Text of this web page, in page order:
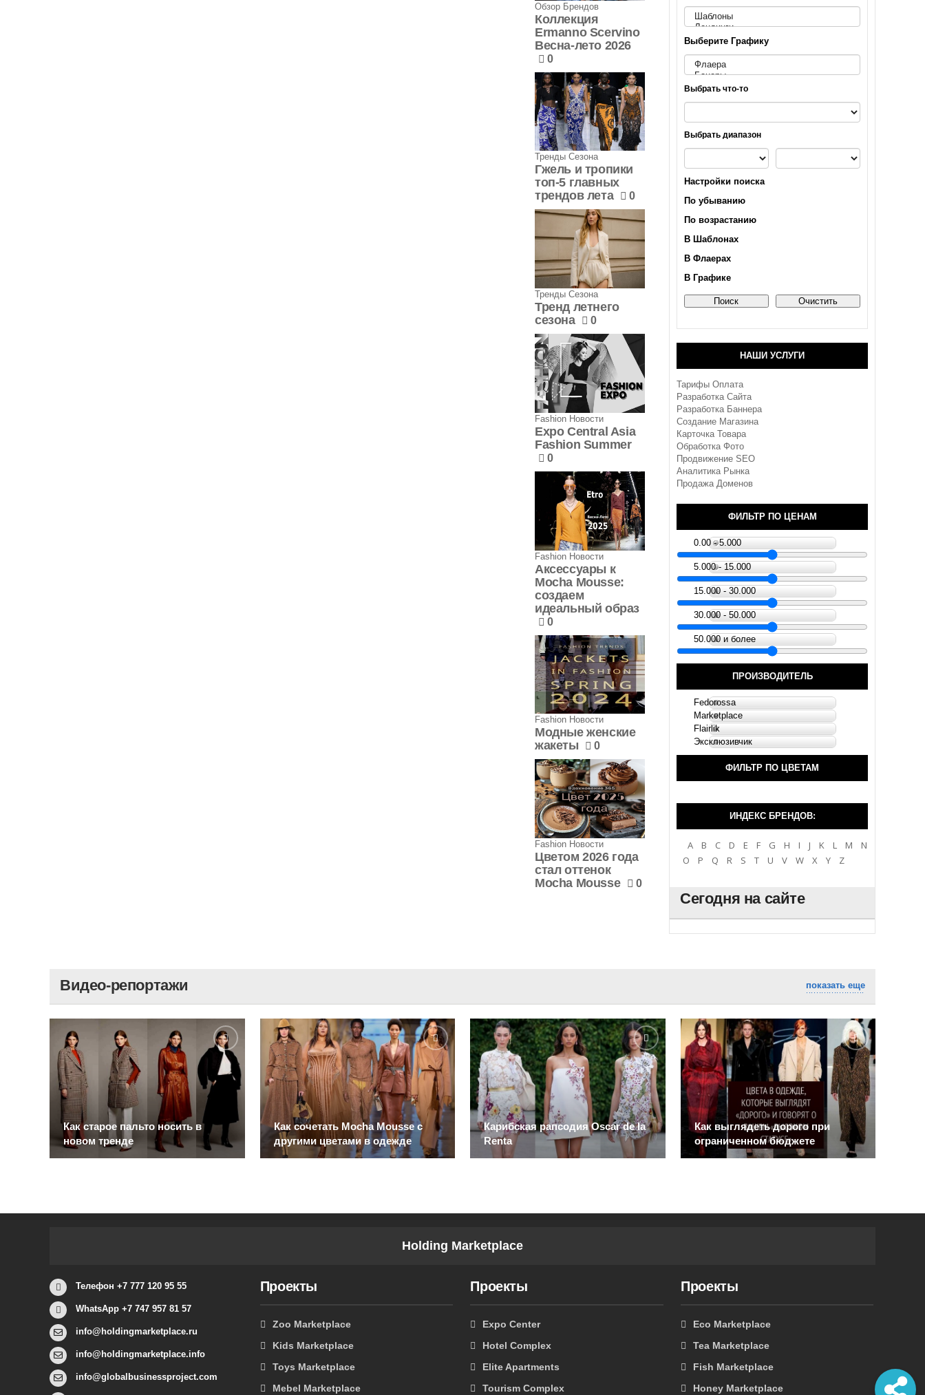
Обзор Брендов
Коллекция
Ermanno Scervino
Весна-лето 2026
0
Тренды Сезона
Гжель и тропики
топ-5 главных
трендов лета
0
Тренды Сезона
Тренд летнего
сезона
0
Fashion Новости
Expo Central Asia
Fashion Summer
0
Fashion Новости
Аксессуары к
Mocha Mousse:
создаем
идеальный образ
0
Fashion Новости
Модные женские
жакеты
0
Fashion Новости
Цветом 2026 года
стал оттенок
Mocha Mousse
0
Выберите Графику
Выбрать что-то
Выбрать диапазон
Настройки поиска
По убыванию
По возрастанию
В Шаблонах
В Флаерах
В Графике
НАШИ УСЛУГИ
Тарифы Оплата
Разработка Сайта
Разработка Баннера
Создание Магазина
Карточка Товара
Обработка Фото
Продвижение SEO
Аналитика Рынка
Продажа Доменов
ФИЛЬТР ПО ЦЕНАМ
0.00 - 5.000
5.000 - 15.000
15.000 - 30.000
30.000 - 50.000
50.000 и более
ПРОИЗВОДИТЕЛЬ
Fedorossa
Marketplace
Flairlik
Эксклюзивчик
ФИЛЬТР ПО ЦВЕТАМ
ИНДЕКС БРЕНДОВ:
A B C D E F G H I J K L M
N
O
P Q R S T U V W X Y Z
Сегодня на сайте
Видео-репортажи показать еще
Как старое пальто носить в
новом тренде
Как сочетать Mocha Mousse с
другими цветами в одежде
Карибская рапсодия Oscar de la
Renta
Как выглядеть дорого при
ограниченном бюджете
Holding Marketplace
Телефон +7 777 120 95 55
WhatsApp +7 747 957 81 57
info@holdingmarketplace.ru
info@holdingmarketplace.info
info@globalbusinessproject.com
Проекты
Zoo Marketplace
Kids Marketplace
Toys Marketplace
Mebel Marketplace
Проекты
Expo Center
Hotel Complex
Elite Apartments
Tourism Complex
Проекты
Eco Marketplace
Tea Marketplace
Fish Marketplace
Honey Marketplace